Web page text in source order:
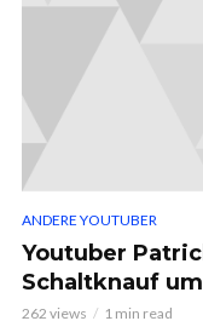
ANDERE YOUTUBER
Youtuber
Schaltknauf
262 views 1 min read